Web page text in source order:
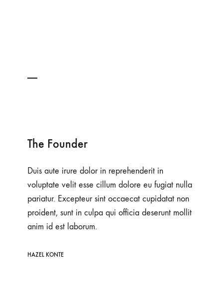
The Founder
Duis aute irure dolor in reprehenderit in
voluptate velit esse cillum dolore eu fugiat nulla
pariatur. Excepteur sint occaecat cupidatat non
proident, sunt in culpa qui officia deserunt mollit
anim id est laborum.
HAZEL KONTE